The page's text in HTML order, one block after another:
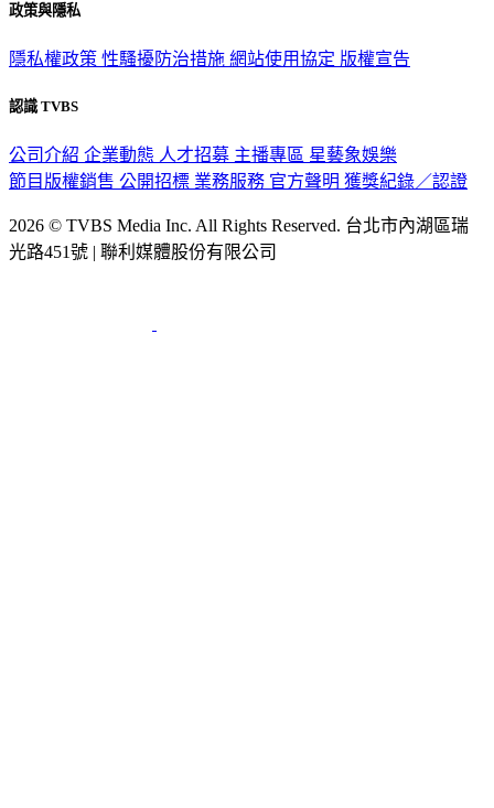
政策與隱私
隱私權政策 性騷擾防治措施 網站使用協定 版權宣告
認識 TVBS
公司介紹 企業動態 人才招募 主播專區 星藝象娛樂
節目版權銷售 公開招標 業務服務 官方聲明 獲獎紀錄／認證
2026 © TVBS Media Inc. All Rights Reserved. 台北市內湖區瑞
光路451號 | 聯利媒體股份有限公司